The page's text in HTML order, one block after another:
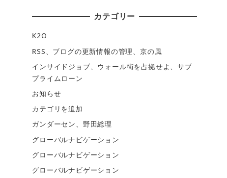
カテゴリー
K2O
RSS、ブログの更新情報の管理、京の風
インサイドジョブ、ウォール街を占拠せよ、サブ
プライムローン
お知らせ
カテゴリを追加
ガンダーセン、野田総理
グローバルナビゲーション
グローバルナビゲーション
グローバルナビゲーション